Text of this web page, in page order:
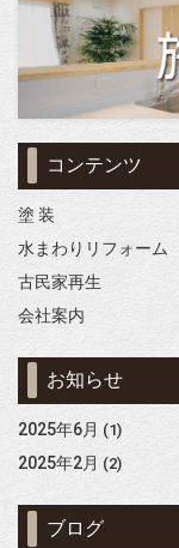
コンテンツ
塗 装
水まわりリフォーム
古民家再生
会社案内
お知らせ
2025年6月 (1)
2025年2月 (2)
ブログ